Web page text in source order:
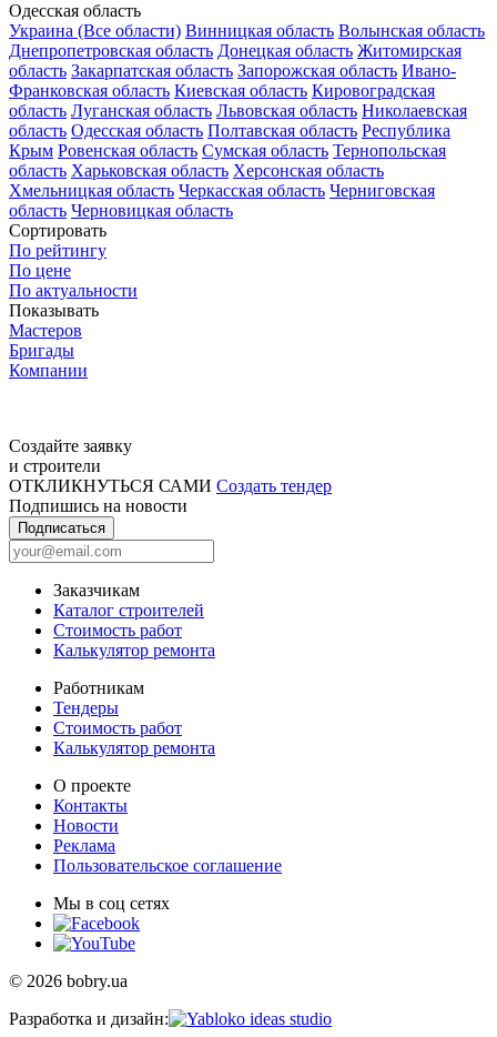
Одесская область
Украина (Все области) Винницкая область Волынская область
Днепропетровская область Донецкая область Житомирская
область Закарпатская область Запорожская область Ивано-
Франковская область Киевская область Кировоградская
область Луганская область Львовская область Николаевская
область Одесская область Полтавская область Республика
Крым Ровенская область Сумская область Тернопольская
область Харьковская область Херсонская область
Хмельницкая область Черкасская область Черниговская
область Черновицкая область
Сортировать
По рейтингу
По цене
По актуальности
Показывать
Мастеров
Бригады
Компании
Создайте заявку
и строители
ОТКЛИКНУТЬСЯ САМИ Создать тендер
Подпишись на новости
Подписаться
Заказчикам
Каталог строителей
Стоимость работ
Калькулятор ремонта
Работникам
Тендеры
Стоимость работ
Калькулятор ремонта
О проекте
Контакты
Новости
Реклама
Пользовательское соглашение
Мы в соц сетях
© 2026 bobry.ua
Разработка и дизайн: